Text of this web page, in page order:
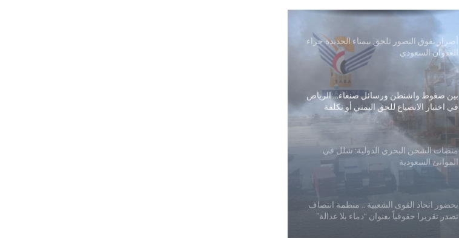
أضرار تفوق التصور تلحق بيمناء الحديدة جراء
بين ضغوط واشنطن ورسائل صنعاء… الرياض
في اختبار الانصياع للحق اليمني أو تكلفة
التصعيد
منصات الشحن البحري الدولية: شلل في
الموانئ السعودية
بحضور اتحاد القوى الشعبية .. منظمة انتصاف